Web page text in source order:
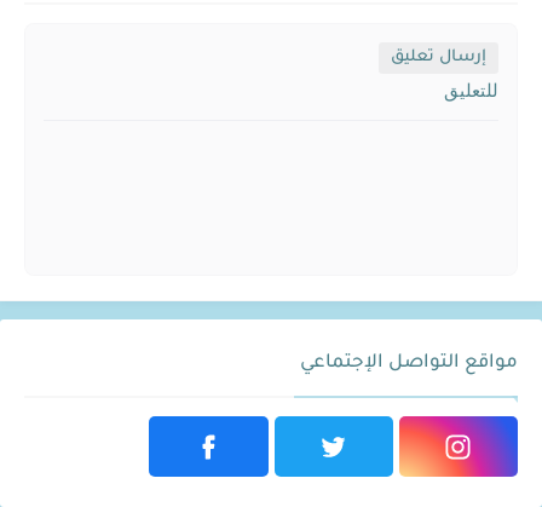
إرسال تعليق
للتعليق
مواقع التواصل الإجتماعي